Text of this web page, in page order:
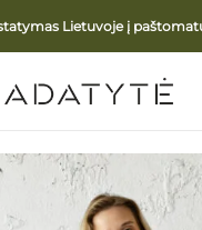
Lietuvoje į